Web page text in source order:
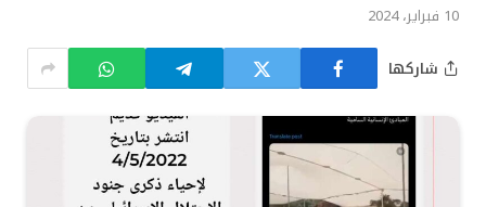
10 فبراير، 2024
شاركها